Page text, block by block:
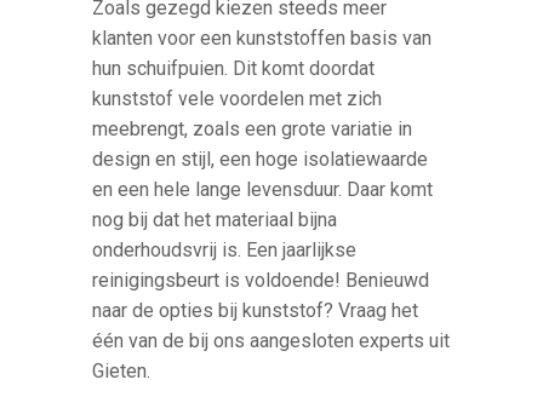
Zoals gezegd kiezen steeds meer
klanten voor een kunststoffen basis van
hun schuifpuien. Dit komt doordat
kunststof vele voordelen met zich
meebrengt, zoals een grote variatie in
design en stijl, een hoge isolatiewaarde
en een hele lange levensduur. Daar komt
nog bij dat het materiaal bijna
onderhoudsvrij is. Een jaarlijkse
reinigingsbeurt is voldoende! Benieuwd
naar de opties bij kunststof? Vraag het
één van de bij ons aangesloten experts uit
Gieten.